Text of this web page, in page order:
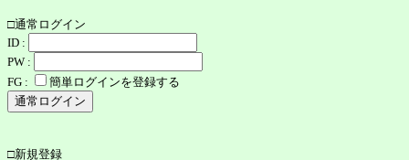
□通常ログイン
ID :
PW :
FG :
簡単ログインを登録する
□新規登録